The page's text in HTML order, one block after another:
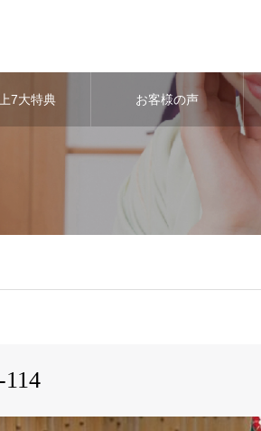
7大特典 お客様の声